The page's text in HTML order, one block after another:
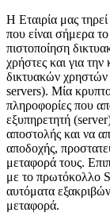
H Εταιρία μας
που είναι σήμερα
πιστοποίηση
χρήστες και για
δικτυακών
servers). Μία
πληροφορίες που
εξυπηρετητή
αποστολής και να
αποδοχής,
μεταφορά τους.
με το πρωτόκολλο
αυτόματα
μεταφορά.